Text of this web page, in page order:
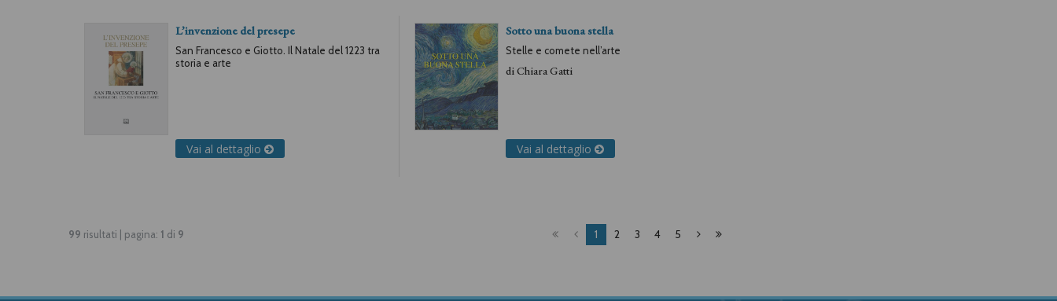
L’invenzione del presepe
San Francesco e Giotto. Il Natale del 1223 tra
storia e arte
Vai al dettaglio
Sotto una buona stella
Stelle e comete nell’arte
diChiara Gatti
Vai al dettaglio
99 risultati | pagina: 1 di 9 1 2 3 4 5